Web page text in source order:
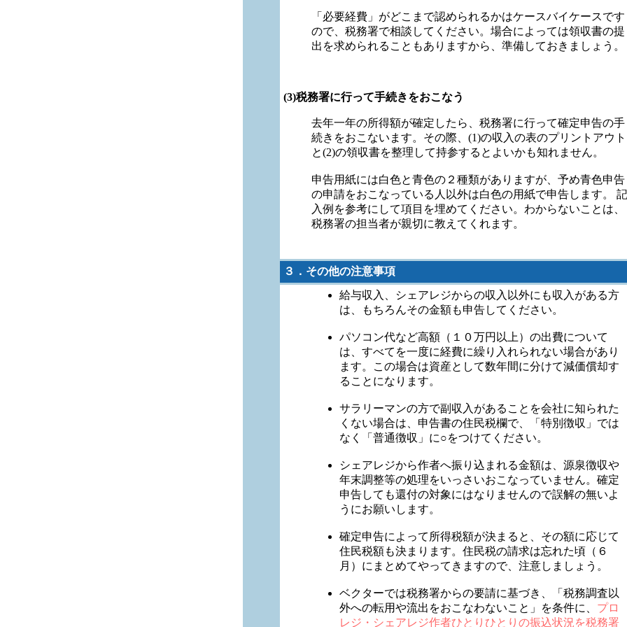
「必要経費」がどこまで認められるかはケースバイケースです
ので、税務署で相談してください。場合によっては領収書の提
出を求められることもありますから、準備しておきましょう。
(3)税務署に行って手続きをおこなう
去年一年の所得額が確定したら、税務署に行って確定申告の手
続きをおこないます。その際、(1)の収入の表のプリントアウト
と(2)の領収書を整理して持参するとよいかも知れません。
申告用紙には白色と青色の２種類がありますが、予め青色申告
の申請をおこなっている人以外は白色の用紙で申告します。 記
入例を参考にして項目を埋めてください。わからないことは、
税務署の担当者が親切に教えてくれます。
３．その他の注意事項
給与収入、シェアレジからの収入以外にも収入がある方
は、もちろんその金額も申告してください。
パソコン代など高額（１０万円以上）の出費について
は、すべてを一度に経費に繰り入れられない場合があり
ます。この場合は資産として数年間に分けて減価償却す
ることになります。
サラリーマンの方で副収入があることを会社に知られた
くない場合は、申告書の住民税欄で、「特別徴収」では
なく「普通徴収」に○をつけてください。
シェアレジから作者へ振り込まれる金額は、源泉徴収や
年末調整等の処理をいっさいおこなっていません。確定
申告しても還付の対象にはなりませんので誤解の無いよ
うにお願いします。
確定申告によって所得税額が決まると、その額に応じて
住民税額も決まります。住民税の請求は忘れた頃（６
月）にまとめてやってきますので、注意しましょう。
ベクターでは税務署からの要請に基づき、「税務調査以
外への転用や流出をおこなわないこと」を条件に、 プロ
レジ・シェアレジ作者ひとりひとりの振込状況を税務署